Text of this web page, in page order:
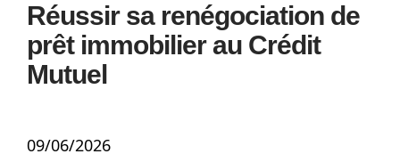
Réussir sa renégociation de
prêt immobilier au Crédit
Mutuel
09/06/2026